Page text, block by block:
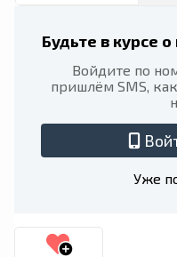
Будьте в курсе
Войдите по
пришлём SMS,
Уже